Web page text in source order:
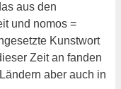
aus den
und nomos =
Kunstwort
Zeit an fanden
aber auch in